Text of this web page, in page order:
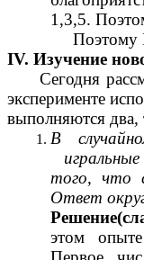
1,3,5.
Поэтому
IV. Изучение
Сегодня
эксперименте
выполняются два,
В
того, что
Ответ
этом